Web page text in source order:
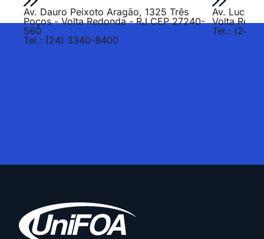
Av. Dauro Peixoto Aragão, 1325 Três
Poços - Volta Redonda - RJ CEP 27240-
560
Tel.: (24) 3340-8400
Av. Lucas
Volta
Tel.: (24)